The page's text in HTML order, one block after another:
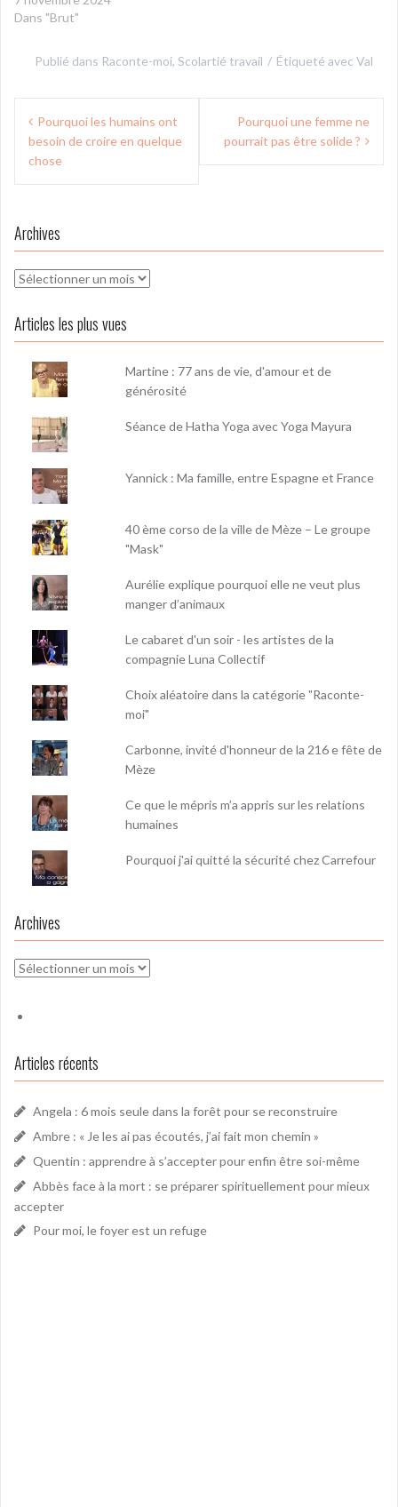
Dans "Brut"
Publié dans Raconte-moi, Scolartié travail Étiqueté avec Val
Navigation
de
l’article
Pourquoi les humains ont
besoin de croire en quelque
chose
Pourquoi une femme ne
pourrait pas être solide ?
Archives
Archives
Articles les plus vues
Martine : 77 ans de vie, d'amour et de
générosité
Séance de Hatha Yoga avec Yoga Mayura
Yannick : Ma famille, entre Espagne et France
40 ème corso de la ville de Mèze – Le groupe
"Mask"
Aurélie explique pourquoi elle ne veut plus
manger d’animaux
Le cabaret d'un soir - les artistes de la
compagnie Luna Collectif
Choix aléatoire dans la catégorie "Raconte-
moi"
Carbonne, invité d'honneur de la 216 e fête de
Mèze
Ce que le mépris m’a appris sur les relations
humaines
Pourquoi j'ai quitté la sécurité chez Carrefour
Archives
Archives
Articles récents
Angela : 6 mois seule dans la forêt pour se reconstruire
Ambre : « Je les ai pas écoutés, j’ai fait mon chemin »
Quentin : apprendre à s’accepter pour enfin être soi-même
Abbès face à la mort : se préparer spirituellement pour mieux
accepter
Pour moi, le foyer est un refuge